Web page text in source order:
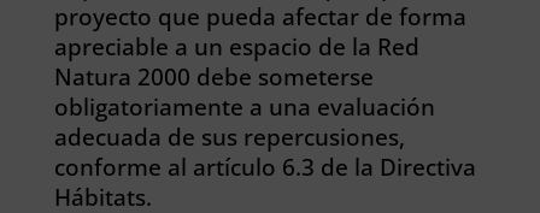
proyecto que pueda afectar de forma
apreciable a un espacio de la Red
Natura 2000 debe someterse
obligatoriamente a una evaluación
adecuada de sus repercusiones,
conforme al artículo 6.3 de la Directiva
Hábitats.